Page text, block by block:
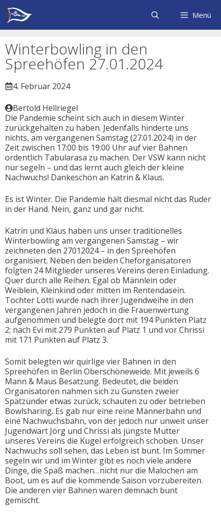
Zum
Inhalt
springen
Menü
Winterbowling in den
Spreehöfen 27.01.2024
4. Februar 2024
Bertold Hellriegel
Die Pandemie scheint sich auch in diesem Winter
zurückgehalten zu haben. Jedenfalls hinderte uns
nichts, am vergangenen Samstag (27.01.2024) in der
Zeit zwischen 17:00 bis 19:00 Uhr auf vier Bahnen
ordentlich Tabularasa zu machen. Der VSW kann nicht
nur segeln – und das lernt auch gleich der kleine
Nachwuchs! Dankeschön an Katrin & Klaus.
Es ist Winter. Die Pandemie hält diesmal nicht das Ruder
in der Hand. Nein, ganz und gar nicht.
Katrin und Klaus haben uns unser traditionelles
Winterbowling am vergangenen Samstag – wir
zeichneten den 27012024 – in den Spreehöfen
organisiert. Neben den beiden Cheforganisatoren
folgten 24 Mitglieder unseres Vereins deren Einladung.
Quer durch alle Reihen. Egal ob Männlein oder
Weiblein, Kleinkind oder mitten im Rentendasein.
Tochter Lotti wurde nach ihrer Jugendweihe in den
vergangenen Jahren jedoch in die Frauenwertung
aufgenommen und belegte dort mit 194 Punkten Platz
2; nach Evi mit 279 Punkten auf Platz 1 und vor Chrissi
mit 171 Punkten auf Platz 3.
Somit belegten wir quirlige vier Bahnen in den
Spreehöfen in Berlin Oberschöneweide. Mit jeweils 6
Mann & Maus Besatzung. Bedeutet, die beiden
Organisatoren nahmen sich zu Gunsten zweier
Spätzünder etwas zurück, schauten zu oder betrieben
Bowlsharing. Es gab nur eine reine Männerbahn und
eine Nachwuchsbahn, von der jedoch nur unweit unser
Jugendwart Jörg und Chrissi als jüngste Mutter
unseres Vereins die Kugel erfolgreich schoben. Unser
Nachwuchs soll sehen, das Leben ist bunt. Im Sommer
segeln wir und im Winter gibt es noch viele andere
Dinge, die Spaß machen…nicht nur die Malochen am
Boot, um es auf die kommende Saison vorzubereiten.
Die anderen vier Bahnen waren demnach bunt
gemischt.